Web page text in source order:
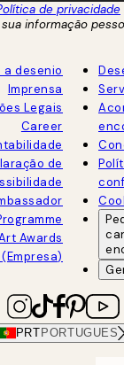
de privacidade
sua informação
a desenio
Imprensa
Legais
Career
de
Awards
PRT PORTUGUES